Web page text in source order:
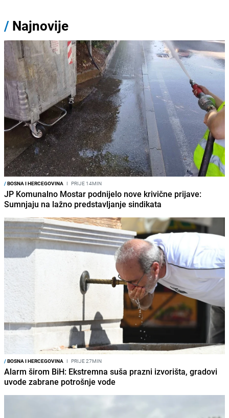
/ Najnovije
/BOSNA I HERCEGOVINA I PRIJE 14MIN
JP Komunalno Mostar podnijelo nove krivične prijave:
Sumnjaju na lažno predstavljanje sindikata
/BOSNA I HERCEGOVINA I PRIJE 27MIN
Alarm širom BiH: Ekstremna suša prazni izvorišta, gradovi
uvode zabrane potrošnje vode